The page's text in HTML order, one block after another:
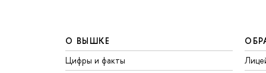
О ВЫШКЕ
Цифры и факты